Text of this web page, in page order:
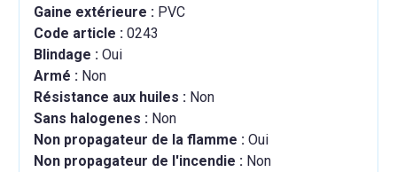
Gaine extérieure : PVC
Code article : 0243
Blindage : Oui
Armé : Non
Résistance aux huiles : Non
Sans halogenes : Non
Non propagateur de la flamme : Oui
Non propagateur de l'incendie : Non